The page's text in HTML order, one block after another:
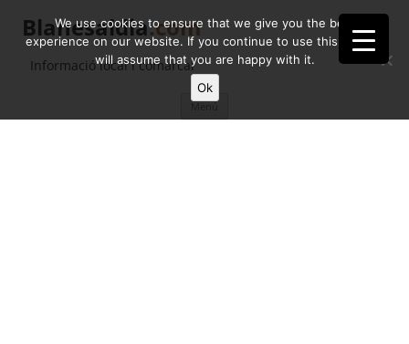
Blanesaldia.com
Informació local i comarcal
contingut
We use cookies to ensure that we give you the best
experience on our website. If you continue to use this site we
will assume that you are happy with it.
Ok